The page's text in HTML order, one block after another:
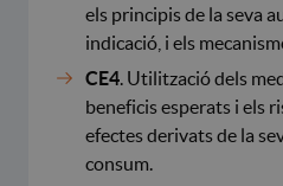
els principis de la seva
indicació, i els
CE4 . Utilització dels
beneficis esperats i els
efectes derivats de la
consum.